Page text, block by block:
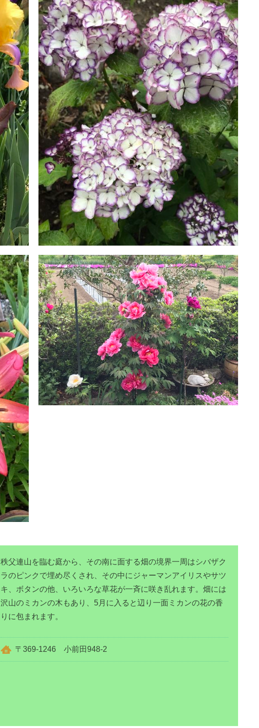
秩父連山を臨む庭から、その南に面する畑の境界一周はシバザク
ラのピンクで埋め尽くされ、その中にジャーマンアイリスやサツ
キ、ボタンの他、いろいろな草花が一斉に咲き乱れます。畑には
沢山のミカンの木もあり、5月に入ると辺り一面ミカンの花の香
りに包まれます。
〒369-1246 小前田948-2